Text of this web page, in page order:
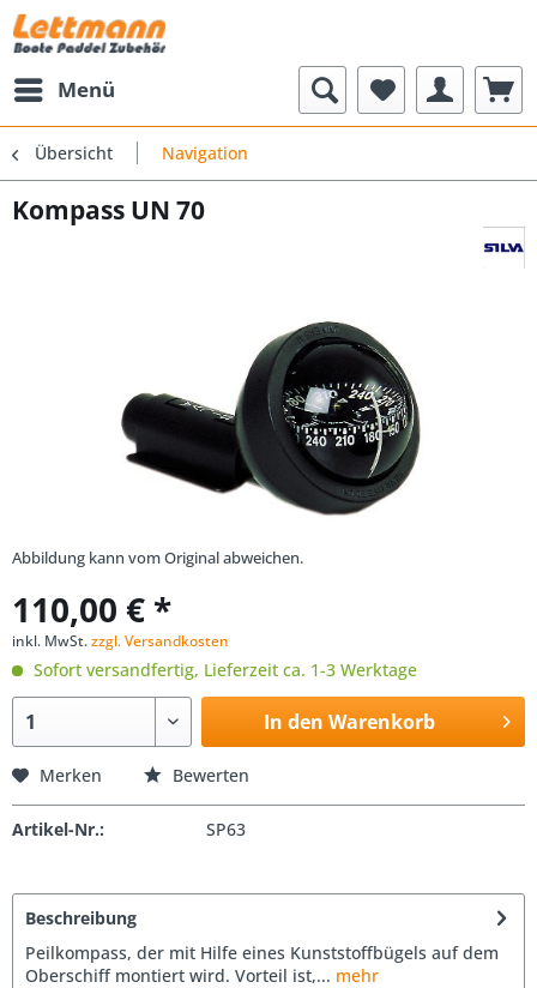
Menü
Übersicht Navigation
Kompass UN 70
Abbildung kann vom Original abweichen.
110,00 € *
inkl. MwSt.zzgl. Versandkosten
Sofort versandfertig, Lieferzeit ca. 1-3 Werktage
In den Warenkorb
Merken Bewerten
Artikel-Nr.: SP63
Beschreibung
Peilkompass, der mit Hilfe eines Kunststoffbügels auf dem
Oberschiff montiert wird. Vorteil ist,... mehr